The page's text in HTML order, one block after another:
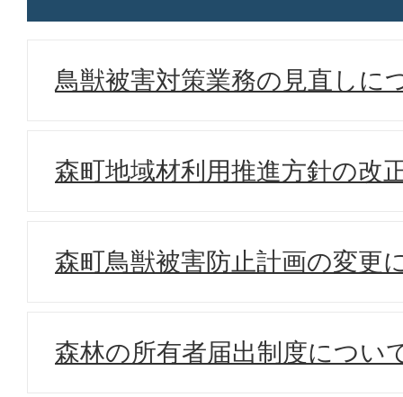
鳥獣被害対策業務の見直しに
森町地域材利用推進方針の改
森町鳥獣被害防止計画の変更
森林の所有者届出制度につい